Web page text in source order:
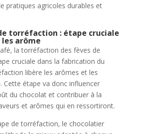
pratiques agricoles durables et
torréfaction : étape cruciale
arôme
la torréfaction des fèves de
cruciale dans la fabrication du
libère les arômes et les
Cette étape va donc influencer
du chocolat et contribuer à la
et arômes qui en ressortiront.
de torréfaction, le chocolatier